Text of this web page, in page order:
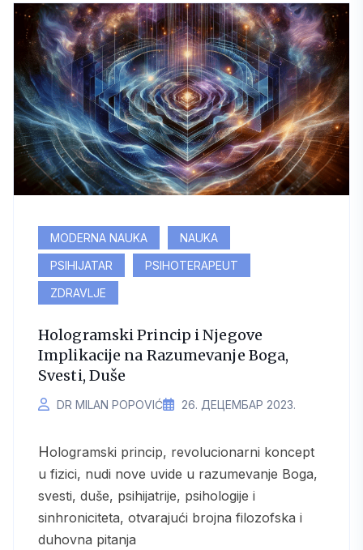
MODERNA NAUKA
NAUKA
PSIHIJATAR
PSIHOTERAPEUT
ZDRAVLJE
Hologramski Princip i Njegove
Implikacije na Razumevanje Boga,
Svesti, Duše
DR MILAN POPOVIĆ 26. ДЕЦЕМБАР 2023.
Hologramski princip, revolucionarni koncept
u fizici, nudi nove uvide u razumevanje Boga,
svesti, duše, psihijatrije, psihologije i
sinhroniciteta, otvarajući brojna filozofska i
duhovna pitanja